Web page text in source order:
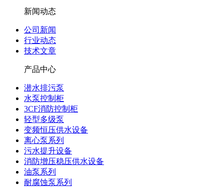
新闻动态
公司新闻
行业动态
技术文章
产品中心
潜水排污泵
水泵控制柜
3CF消防控制柜
轻型多级泵
变频恒压供水设备
离心泵系列
污水提升设备
消防增压稳压供水设备
油泵系列
耐腐蚀泵系列